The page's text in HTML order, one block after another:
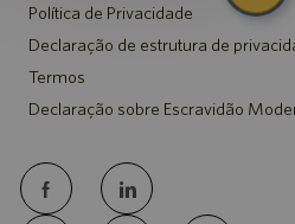
Política de Privacidade
Declaração de estrutura de
Termos
Declaração sobre Escravidão
follow